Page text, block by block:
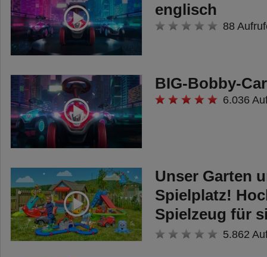
englisch
88
BIG-Bobby-
6.036
Unser Garten
Spielplatz!
Spielzeug für
Spielspaß5.862